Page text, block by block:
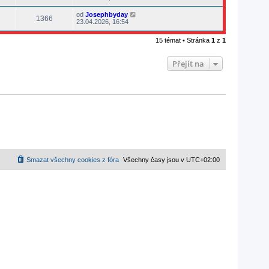
1366 od Josephbyday
23.04.2026, 16:54
15 témat • Stránka 1 z 1
Přejít na
Všechny časy jsou v UTC+02:00
Smazat všechny cookies z fóra